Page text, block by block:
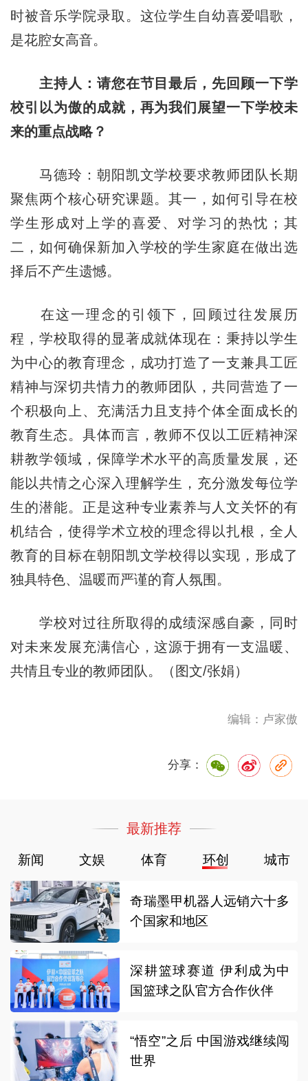
时被音乐学院录取。这位学生自幼喜爱唱歌，
是花腔女高音。
主持人：请您在节目最后，先回顾一下学
校引以为傲的成就，再为我们展望一下学校未
来的重点战略？
马德玲：朝阳凯文学校要求教师团队长期
聚焦两个核心研究课题。其一，如何引导在校
学生形成对上学的喜爱、对学习的热忱；其
二，如何确保新加入学校的学生家庭在做出选
择后不产生遗憾。
在这一理念的引领下，回顾过往发展历
程，学校取得的显著成就体现在：秉持以学生
为中心的教育理念，成功打造了一支兼具工匠
精神与深切共情力的教师团队，共同营造了一
个积极向上、充满活力且支持个体全面成长的
教育生态。具体而言，教师不仅以工匠精神深
耕教学领域，保障学术水平的高质量发展，还
能以共情之心深入理解学生，充分激发每位学
生的潜能。正是这种专业素养与人文关怀的有
机结合，使得学术立校的理念得以扎根，全人
教育的目标在朝阳凯文学校得以实现，形成了
独具特色、温暖而严谨的育人氛围。
学校对过往所取得的成绩深感自豪，同时
对未来发展充满信心，这源于拥有一支温暖、
共情且专业的教师团队。（图文/张娟）
编辑：卢家傲
分享：
最新推荐
新闻 文娱 体育 环创 城市
奇瑞墨甲机器人远销六十多
个国家和地区
深耕篮球赛道 伊利成为中
国篮球之队官方合作伙伴
“悟空”之后 中国游戏继续闯
世界